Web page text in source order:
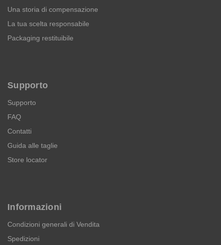
Una storia di compensazione
La tua scelta responsabile
Packaging restituibile
Supporto
Supporto
FAQ
Contatti
Guida alle taglie
Store locator
Informazioni
Condizioni generali di Vendita
Spedizioni